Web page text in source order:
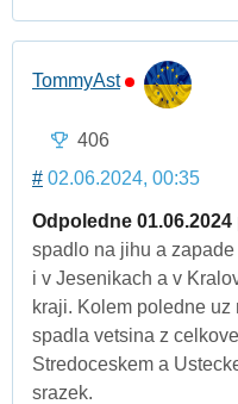
TommyAst
406
# 02.06.2024, 00:35
Odpoledne 01.06.2024
spadlo na jihu a
i v Jesenikach a v
kraji. Kolem poledne
spadla vetsina z
Stredoceskem a
srazek.